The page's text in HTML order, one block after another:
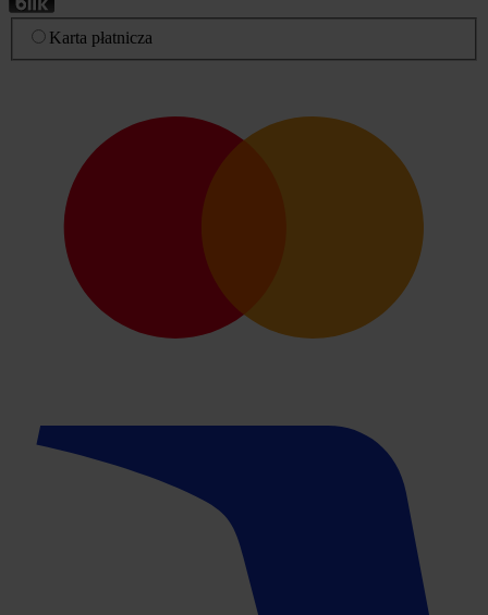
Karta płatnicza